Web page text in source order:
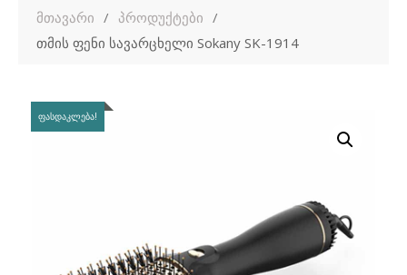
მთავარი
პროდუქტები
თმის ფენი სავარცხელი Sokany SK-1914
ᲤᲐᲡᲓᲐᲙᲚᲔᲑᲐ!